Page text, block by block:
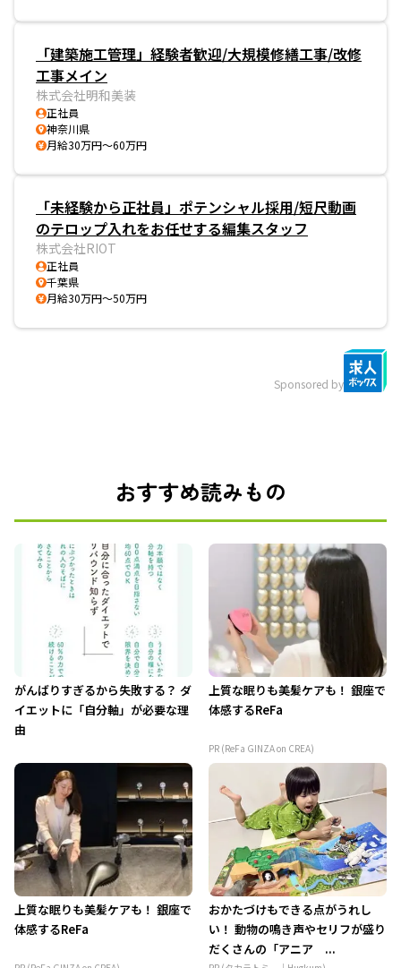
「建築施工管理」経験者歓迎/大規模修繕工事/改修
工事メイン
株式会社明和美装
正社員
神奈川県
月給30万円～60万円
「未経験から正社員」ポテンシャル採用/短尺動画
のテロップ入れをお任せする編集スタッフ
株式会社RIOT
正社員
千葉県
月給30万円～50万円
Sponsored by
おすすめ読みもの
がんばりすぎるから失敗する？ ダ
イエットに「自分軸」が必要な理
由
上質な眠りも美髪ケアも！ 銀座で
体感するReFa
PR (ReFa GINZA on CREA)
上質な眠りも美髪ケアも！ 銀座で
体感するReFa
おかたづけもできる点がうれし
い！ 動物の鳴き声やセリフが盛り
だくさんの「アニア ...